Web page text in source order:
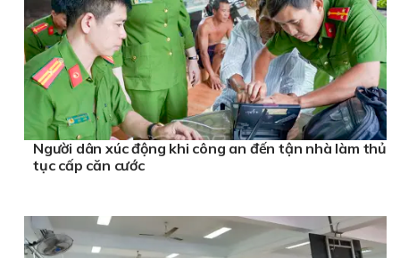
Người dân xúc động khi công an đến tận nhà làm thủ
tục cấp căn cước